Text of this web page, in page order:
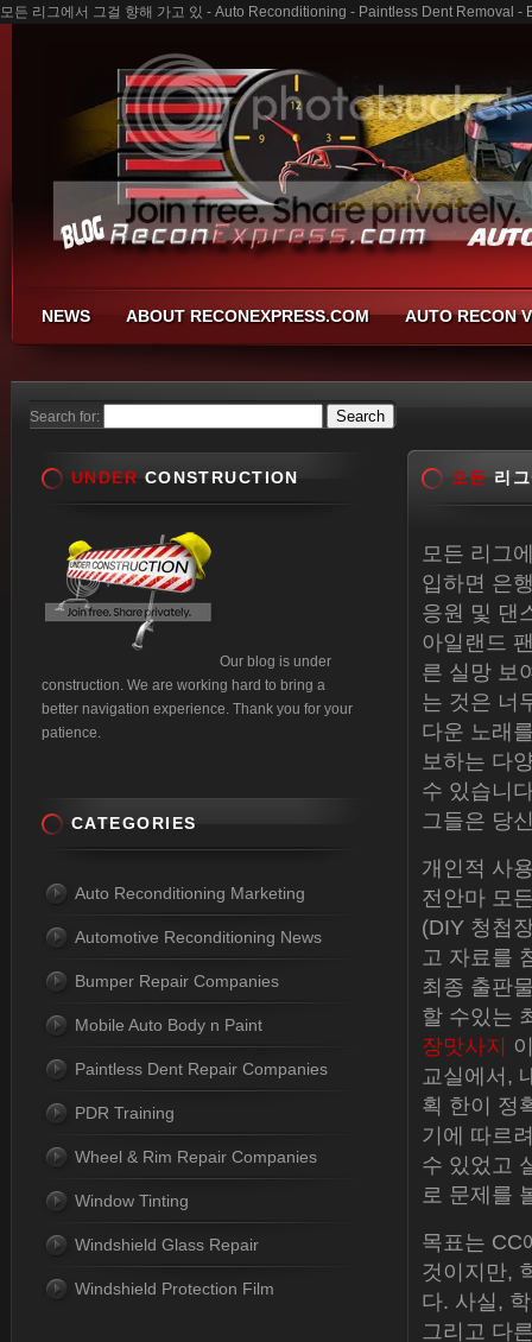
모든 리그에서 그걸 향해 가고 있 - Auto Reconditioning - Paintless Dent Removal -
NEWS ABOUT RECONEXPRESS.COM AUTO RECON
Search for:
모든 리
모든 리그
입하면 은
응원 및 댄
아일랜드
른 실망 보
는 것은 너
다운 노래
보하는 다
수 있습니
그들은 당
개인적 사
전안마 모
(DIY 청첩
고 자료를
최종 출판
할 수있는
장맛사지
교실에서,
획 한이 정
기에 따르
수 있었고
로 문제를
목표는 CC
것이지만,
다. 사실,
그리고 다
UNDER CONSTRUCTION
Our blog is under
construction. We are working hard to bring a
better navigation experience. Thank you for your
patience.
CATEGORIES
Auto Reconditioning Marketing
Automotive Reconditioning News
Bumper Repair Companies
Mobile Auto Body n Paint
Paintless Dent Repair Companies
PDR Training
Wheel & Rim Repair Companies
Window Tinting
Windshield Glass Repair
Windshield Protection Film